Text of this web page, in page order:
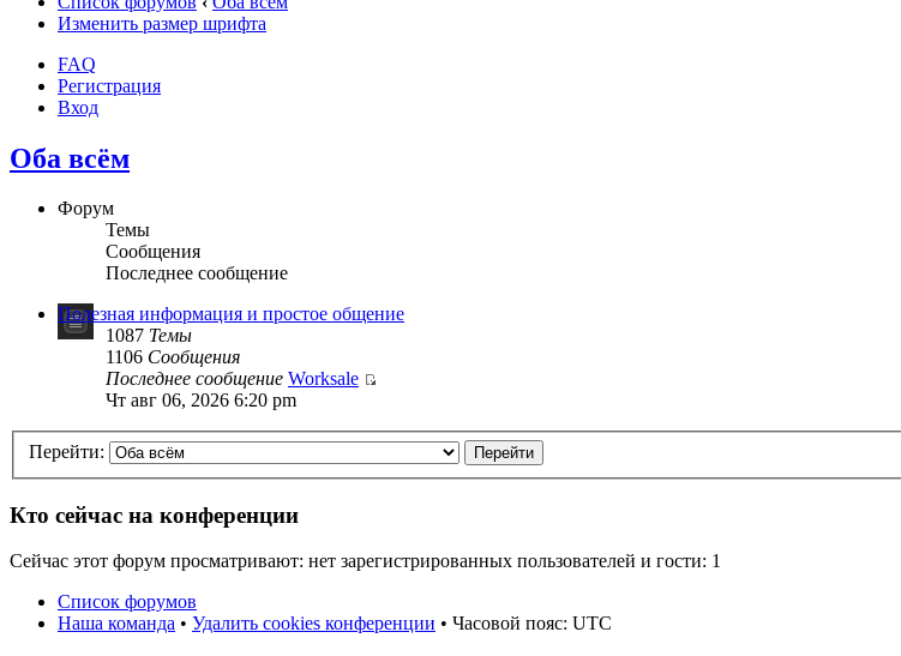
Изменить размер шрифта
FAQ
Регистрация
Вход
Оба всём
Форум
Темы
Сообщения
Последнее сообщение
Полезная информация и простое общение
1087 Темы
1106 Сообщения
Последнее сообщение Worksale
Чт авг 06, 2026 6:20 pm
Перейти:
Кто сейчас на конференции
Сейчас этот форум просматривают: нет зарегистрированных пользователей и гости: 1
Список форумов
Наша команда • Удалить cookies конференции • Часовой пояс: UTC